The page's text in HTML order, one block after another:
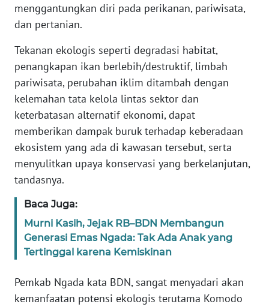
menggantungkan diri pada perikanan, pariwisata,
dan pertanian.
Tekanan ekologis seperti degradasi habitat,
penangkapan ikan berlebih/destruktif, limbah
pariwisata, perubahan iklim ditambah dengan
kelemahan tata kelola lintas sektor dan
keterbatasan alternatif ekonomi, dapat
memberikan dampak buruk terhadap keberadaan
ekosistem yang ada di kawasan tersebut, serta
menyulitkan upaya konservasi yang berkelanjutan,
tandasnya.
Baca Juga:
Murni Kasih, Jejak RB–BDN Membangun
Generasi Emas Ngada: Tak Ada Anak yang
Tertinggal karena Kemiskinan
Pemkab Ngada kata BDN, sangat menyadari akan
kemanfaatan potensi ekologis terutama Komodo
WN
SERAMBI
WN
JAMBI
WN
SULTRA
WN
NTB
WN
SULTENG
WN
SULBAR
BABEL